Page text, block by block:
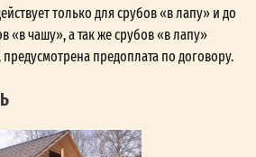
только для срубов «в лапу» и до
«в чашу», а так же срубов «в лапу»
предоплата по договору.